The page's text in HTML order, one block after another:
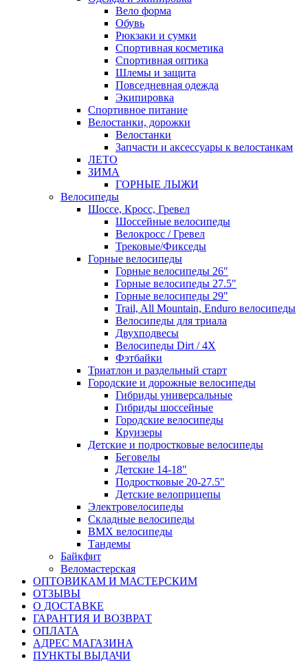
Вело форма
Обувь
Рюкзаки и сумки
Спортивная косметика
Спортивная оптика
Шлемы и защита
Повседневная одежда
Экипировка
Спортивное питание
Велостанки, дорожки
Велостанки
Запчасти и аксессуары к велостанкам
ЛЕТО
ЗИМА
ГОРНЫЕ ЛЫЖИ
Велосипеды
Шоссе, Кросс, Гревел
Шоссейные велосипеды
Велокросс / Гревел
Трековые/Фикседы
Горные велосипеды
Горные велосипеды 26"
Горные велосипеды 27.5"
Горные велосипеды 29"
Trail, All Mountain, Enduro велосипеды
Велосипеды для триала
Двухподвесы
Велосипеды Dirt / 4X
Фэтбайки
Триатлон и раздельный старт
Городские и дорожные велосипеды
Гибриды универсальные
Гибриды шоссейные
Городские велосипеды
Круизеры
Детские и подростковые велосипеды
Беговелы
Детские 14-18"
Подростковые 20-27.5"
Детские велоприцепы
Электровелосипеды
Складные велосипеды
BMX велосипеды
Тандемы
Байкфит
Веломастерская
ОПТОВИКАМ И МАСТЕРСКИМ
ОТЗЫВЫ
О ДОСТАВКЕ
ГАРАНТИЯ И ВОЗВРАТ
ОПЛАТА
АДРЕС МАГАЗИНА
ПУНКТЫ ВЫДАЧИ